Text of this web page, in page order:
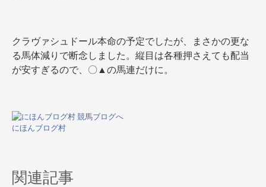
クラヴァシュドール本命の予定でしたが、まさかの更な
る馬体減りで断念しました。縦目は各種押さえても配当
が安すぎるので、〇▲の馬連だけに。
にほんブログ村
関連記事